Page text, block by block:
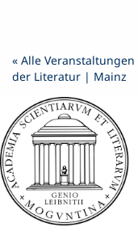
springen
« Alle
der Literatur | Mainz